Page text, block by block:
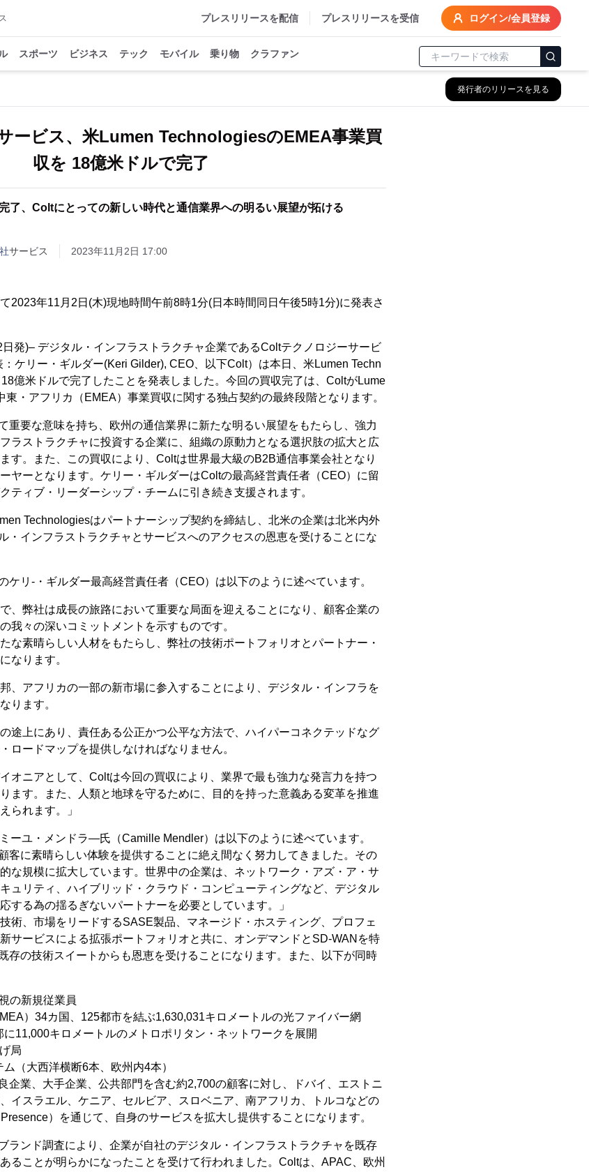
プレスリリースを配信 プレスリリースを受信 ログイン/会員登録
スポーツ ビジネス テック モバイル 乗り物 クラファン
発行者のリリースを見る
ービス、米Lumen TechnologiesのEMEA事業買
収を 18億米ドルで完了
了、Coltにとっての新しい時代と通信業界への明るい展望が拓ける
サービス 2023年11月2日 17:00
2023年11月2日(木)現地時間午前8時1分(日本時間同日午後5時1分)に発表さ
発)– デジタル・インフラストラクチャ企業であるColtテクノロジーサービ
ケリー・ギルダー(Keri Gilder), CEO、以下Colt）は本日、米Lumen Techn
億米ドルで完了したことを発表しました。今回の買収完了は、ColtがLume
・アフリカ（EMEA）事業買収に関する独占契約の最終段階となります。
重要な意味を持ち、欧州の通信業界に新たな明るい展望をもたらし、強力
ラストラクチャに投資する企業に、組織の原動力となる選択肢の拡大と広
す。また、この買収により、Coltは世界最大級のB2B通信事業会社となり
ヤーとなります。ケリー・ギルダーはColtの最高経営責任者（CEO）に留
ティブ・リーダーシップ・チームに引き続き支援されます。
Technologiesはパートナーシップ契約を締結し、北米の企業は北米内外
・インフラストラクチャとサービスへのアクセスの恩恵を受けることにな
ケリ-・ギルダー最高経営責任者（CEO）は以下のように述べています。
、弊社は成長の旅路において重要な局面を迎えることになり、顧客企業の
我々の深いコミットメントを示すものです。
な素晴らしい人材をもたらし、弊社の技術ポートフォリオとパートナー・
なります。
、アフリカの一部の新市場に参入することにより、デジタル・インフラを
ります。
途上にあり、責任ある公正かつ公平な方法で、ハイパーコネクテッドなグ
ロードマップを提供しなければなりません。
オニアとして、Coltは今回の買収により、業界で最も強力な発言力を持つ
ます。また、人類と地球を守るために、目的を持った意義ある変革を推進
られます。」
ーユ・メンドラ―氏（Camille Mendler）は以下のように述べています。
客に素晴らしい体験を提供することに絶え間なく努力してきました。その
な規模に拡大しています。世界中の企業は、ネットワーク・アズ・ア・サ
ュリティ、ハイブリッド・クラウド・コンピューティングなど、デジタル
する為の揺るぎないパートナーを必要としています。」
術、市場をリードするSASE製品、マネージド・ホスティング、プロフェ
サービスによる拡張ポートフォリオと共に、オンデマンドとSD-WANを特
存の技術スイートからも恩恵を受けることになります。また、以下が同時
の新規従業員
）34カ国、125都市を結ぶ1,630,031キロメートルの光ファイバー網
11,000キロメートルのメトロポリタン・ネットワークを展開
局
（大西洋横断6本、欧州内4本）
企業、大手企業、公共部門を含む約2,700の顧客に対し、ドバイ、エストニ
イスラエル、ケニア、セルビア、スロベニア、南アフリカ、トルコなどの
）を通じて、自身のサービスを拡大し提供することになります。
ランド調査により、企業が自社のデジタル・インフラストラクチャを既存
ることが明らかになったことを受けて行われました。Coltは、APAC、欧州